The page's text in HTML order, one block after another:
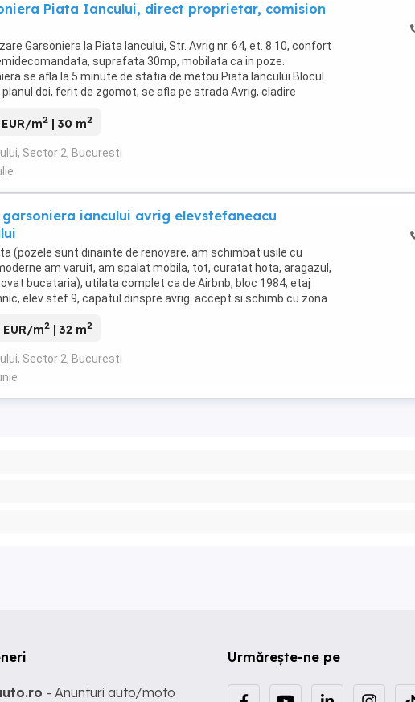
Piata Iancului, direct proprietar, comision
Garsoniera la Piata Iancului, Str. Avrig nr. 64, et. 8 10, confort
suprafata 30mp, mobilata ca in poze.
se afla la 5 minute de statia de metou Piata Iancului Blocul
doi, ferit de zgomot, se afla pe strada Avrig, cladire
EUR/m2 | 30 m2
Sector 2, Bucuresti
iancului avrig elevstefaneacu
(pozele sunt dinainte de renovare, am schimbat usile cu
am varuit, am spalat mobila, tot, curatat hota, aragazul,
bucataria), utilata complet ca de Airbnb, bloc 1984, etaj
elev stef 9, capatul dinspre avrig. accept si schimb cu zona
EUR/m2 | 32 m2
Sector 2, Bucuresti
Urmărește-ne pe
- Anunturi auto/moto